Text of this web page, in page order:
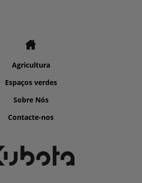
Agricultura
Espaços verdes
Sobre Nós
Contacte-nos